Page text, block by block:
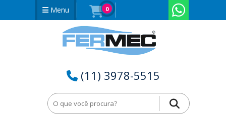
Menu 0
(11) 3978-5515
Lima Rotativa Metal Duro no Acre - AC